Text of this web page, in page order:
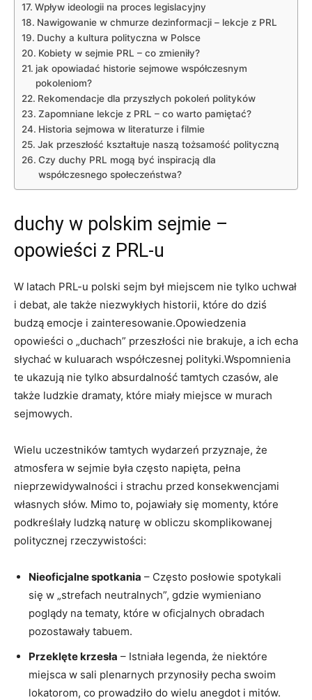
Wpływ ideologii na proces legislacyjny
Nawigowanie w chmurze dezinformacji – lekcje z PRL
Duchy a kultura polityczna w Polsce
Kobiety w sejmie PRL – co zmieniły?
jak opowiadać historie sejmowe współczesnym
pokoleniom?
Rekomendacje dla przyszłych pokoleń polityków
Zapomniane lekcje z PRL – co warto pamiętać?
Historia sejmowa w literaturze i filmie
Jak przeszłość kształtuje naszą tożsamość polityczną
Czy duchy PRL mogą być inspiracją dla
współczesnego społeczeństwa?
duchy w polskim sejmie –
opowieści z PRL-u
W latach PRL-u polski sejm był miejscem nie tylko uchwał
i debat, ale także niezwykłych historii, które do dziś
budzą emocje i zainteresowanie.Opowiedzenia
opowieści o „duchach” przeszłości nie brakuje, a ich echa
słychać w kuluarach współczesnej polityki.Wspomnienia
te ukazują nie tylko absurdalność tamtych czasów, ale
także ludzkie dramaty, które miały miejsce w murach
sejmowych.
Wielu uczestników tamtych wydarzeń przyznaje, że
atmosfera w sejmie była często napięta, pełna
nieprzewidywalności i strachu przed konsekwencjami
własnych słów. Mimo to, pojawiały się momenty, które
podkreślały ludzką naturę w obliczu skomplikowanej
politycznej rzeczywistości:
Nieoficjalne spotkania – Często posłowie spotykali
się w „strefach neutralnych”, gdzie wymieniano
poglądy na tematy, które w oficjalnych obradach
pozostawały tabuem.
Przeklęte krzesła – Istniała legenda, że niektóre
miejsca w sali plenarnych przynosiły pecha swoim
lokatorom, co prowadziło do wielu anegdot i mitów.